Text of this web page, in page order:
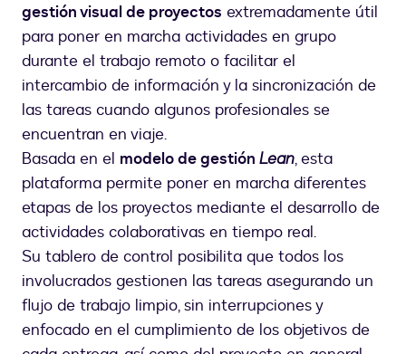
gestión visual de proyectos extremadamente útil
para poner en marcha actividades en grupo
durante el trabajo remoto o facilitar el
intercambio de información y la sincronización de
las tareas cuando algunos profesionales se
encuentran en viaje.
Basada en el modelo de gestión Lean, esta
plataforma permite poner en marcha diferentes
etapas de los proyectos mediante el desarrollo de
actividades colaborativas en tiempo real.
Su tablero de control posibilita que todos los
involucrados gestionen las tareas asegurando un
flujo de trabajo limpio, sin interrupciones y
enfocado en el cumplimiento de los objetivos de